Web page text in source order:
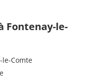
Fontenay-le-
le-Comte